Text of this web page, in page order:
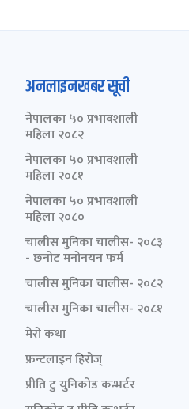
अनलाइनखबर सूची
नेपालका ५० प्रभावशाली
महिला २०८२
नेपालका ५० प्रभावशाली
महिला २०८१
नेपालका ५० प्रभावशाली
महिला २०८०
चालीस मुनिका चालीस- २०८३
- छनोट मनोनयन फर्म
चालीस मुनिका चालीस- २०८२
चालीस मुनिका चालीस- २०८१
मेरो कथा
फ्रन्टलाइन हिरोज्
प्रीति टु युनिकोड कन्भर्टर